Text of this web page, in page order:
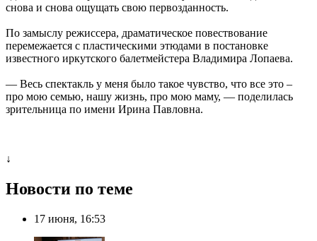
снова и снова ощущать свою первозданность.
По замыслу режиссера, драматическое повествование
перемежается с пластическими этюдами в постановке
известного иркутского балетмейстера Владимира Лопаева.
— Весь спектакль у меня было такое чувство, что все это –
про мою семью, нашу жизнь, про мою маму, — поделилась
зрительница по имени Ирина Павловна.
↓
Новости по теме
17 июня, 16:53